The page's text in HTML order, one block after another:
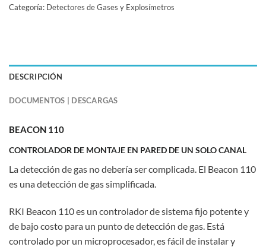
Categoría: Detectores de Gases y Explosímetros
DESCRIPCIÓN
DOCUMENTOS | DESCARGAS
BEACON 110
CONTROLADOR DE MONTAJE EN PARED DE UN SOLO CANAL
La detección de gas no debería ser complicada. El Beacon 110
es una detección de gas simplificada.
RKI Beacon 110 es un controlador de sistema fijo potente y
de bajo costo para un punto de detección de gas. Está
controlado por un microprocesador, es fácil de instalar y